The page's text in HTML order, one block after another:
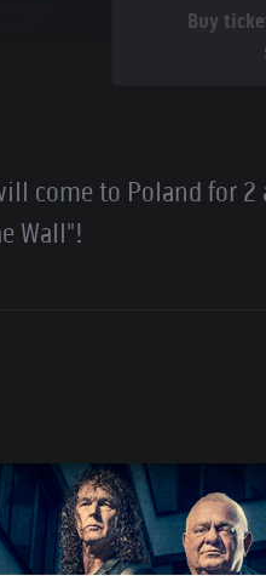
Buy
come to Poland for 2
Wall"!